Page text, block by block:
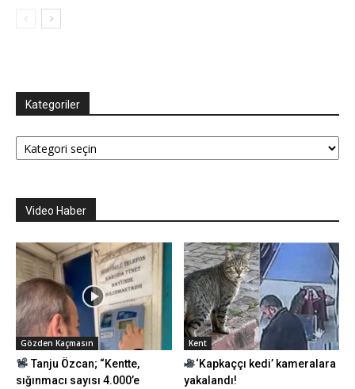
Kategoriler
Kategoriler
Video Haber
Gözden Kaçmasın
Tanju Özcan; “Kentte,
sığınmacı sayısı 4.000’e
Kent
‘Kapkaççı kedi’ kameralara
yakalandı!